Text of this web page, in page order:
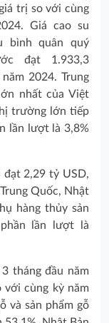
trị so với cùng
Giá cao su
bình quân quý
đạt 1.933,3
2024. Trung
nhất của Việt
trường lớn tiếp
lần lượt là 3,8%
2,29 tỷ USD,
Quốc, Nhật
hàng thủy sản
lần lượt là
tháng đầu năm
với cùng kỳ năm
và sản phẩm gỗ